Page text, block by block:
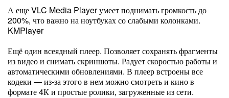
А еще VLC Media Player умеет поднимать громкость до
200%, что важно на ноутбуках со слабыми колонками.
KMPlayer
Ещё один всеядный плеер. Позволяет сохранять фрагменты
из видео и снимать скриншоты. Радует скоростью работы и
автоматическими обновлениями. В плеер встроены все
кодеки — из-за этого в нем можно смотреть и кино в
формате 4К и простые ролики, загруженные из сети.